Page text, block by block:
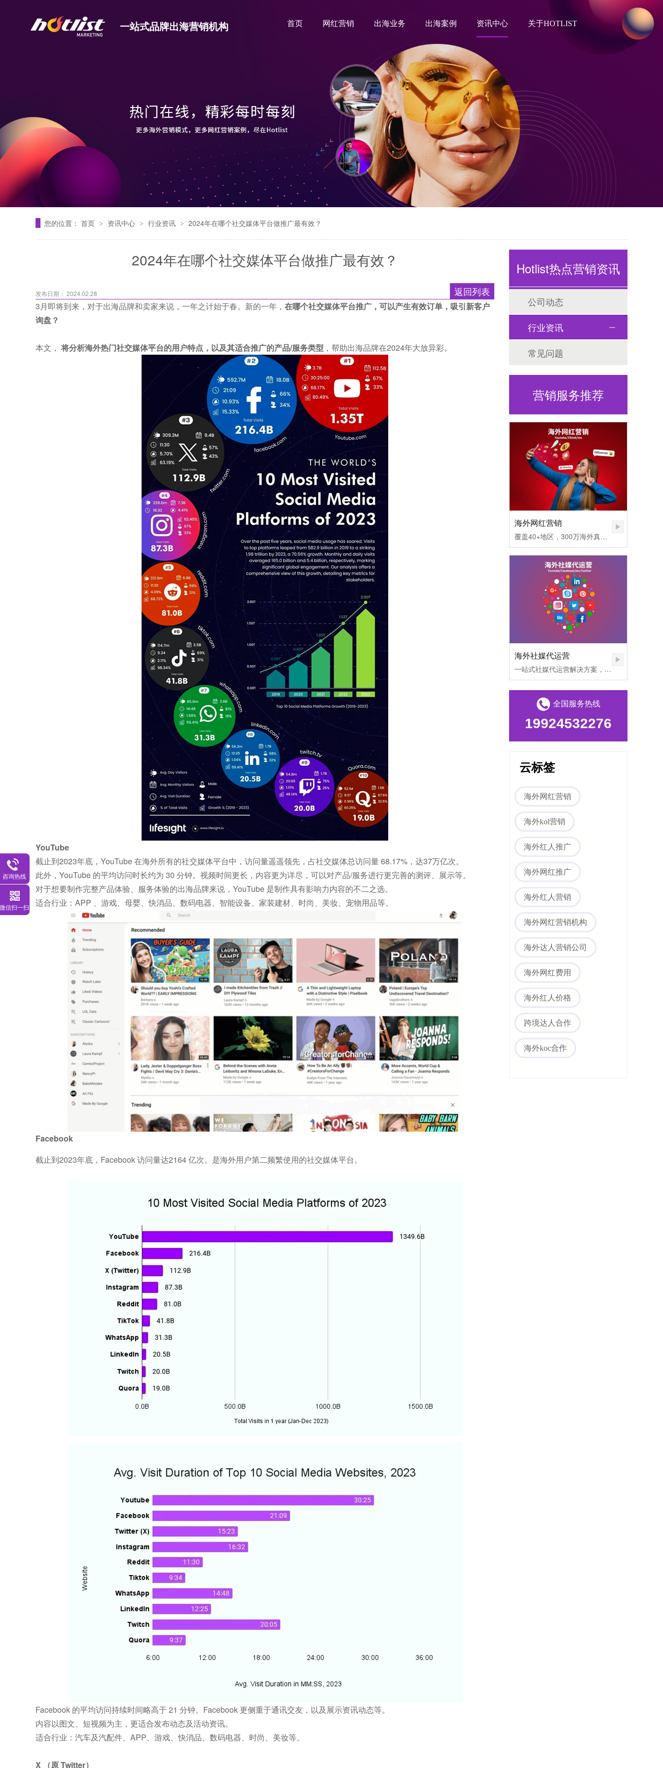
一站式品牌出海营销机构 首页 网红营销 出海业务 出海案例 资讯中心 关于HOTLIST
您的位置： 首页 > 资讯中心 > 行业资讯 > 2024年在哪个社交媒体平台做推广最有效？
2024年在哪个社交媒体平台做推广最有效？
返回列表
发布日期： 2024.02.28
3月即将到来，对于出海品牌和卖家来说，一年之计始于春。新的一年， 在哪个社交媒体平台推广，可以产生有效订单，吸引新客户
询盘？
本文， 将分析海外热门社交媒体平台的用户特点，以及其适合推广的产品/服务类型 ，帮助出海品牌在2024年大放异彩。
YouTube
截止到2023年底，YouTube 在海外所有的社交媒体平台中，访问量遥遥领先，占社交媒体总访问量 68.17%，达37万亿次。
此外，YouTube 的平均访问时长约为 30 分钟。视频时间更长，内容更为详尽，可以对产品/服务进行更完善的测评、展示等。
对于想要制作完整产品体验、服务体验的出海品牌来说，YouTube 是制作具有影响力内容的不二之选。
适合行业：APP 、游戏、母婴、快消品、数码电器、智能设备、家装建材、时尚、美妆、宠物用品等。
Facebook
截止到2023年底，Facebook 访问量达2164 亿次。是海外用户第二频繁使用的社交媒体平台。
Facebook 的平均访问持续时间略高于 21 分钟。Facebook 更侧重于通讯交友，以及展示资讯动态等。
内容以图文、短视频为主，更适合发布动态及活动资讯。
适合行业：汽车及汽配件、APP、游戏、快消品、数码电器、时尚、美妆等。
X （原 Twitter）
Hotlist热点营销资讯
公司动态
行业资讯
常见问题
营销服务推荐
海外网红营销
覆盖40+地区，300万海外真实网红匹配，不同社媒平台发布内容矩阵，快速提高品牌认知度。1.无需百万粉丝，也可让您的品牌和产品一夜爆红
海外社媒代运营
一站式社媒代运营解决方案，帮助出海企业打破文化壁垒，提升海外私域流量。
全国服务热线
19924532276
云标签
海外网红营销
海外kol营销
海外红人推广
海外网红推广
海外红人营销
海外网红营销机构
海外达人营销公司
海外网红费用
海外红人价格
跨境达人合作
海外koc合作
咨询热线
微信扫一扫